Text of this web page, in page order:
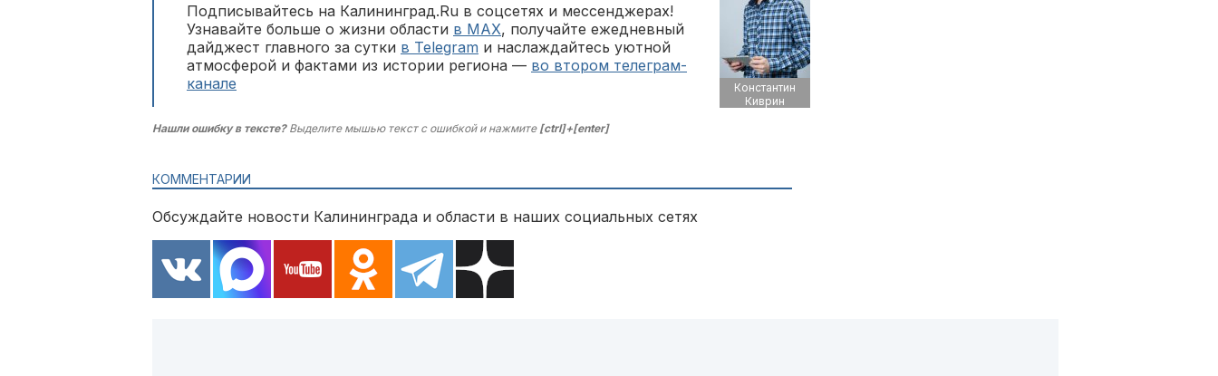
Константин
Киврин
Подписывайтесь на Калининград.Ru в соцсетях и мессенджерах!
Узнавайте больше о жизни области в MAX, получайте ежедневный
дайджест главного за сутки в Telegram и наслаждайтесь уютной
атмосферой и фактами из истории региона — во втором телеграм-
канале
Нашли ошибку в тексте?Выделите мышью текст с ошибкой и нажмите [ctrl]+[enter]
КОММЕНТАРИИ
Обсуждайте новости Калининграда и области в наших социальных сетях